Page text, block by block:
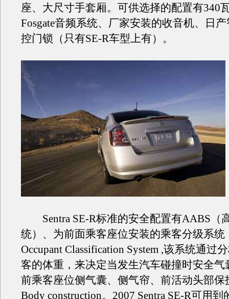
座、大尺寸手套厢。可供选择的配置有340
Fosgate音频系统、厂家安装的收音机、日
控门锁（只有SE-R车型上有）。
Sentra SE-R标准的安全配置有AABS（
统）、为前面乘客座位安装的乘客分级系统
Occupant Classification System ,该系统通过
客的体重，来决定当发生汽车碰撞时安全气
前乘客座位侧气囊、侧气帘、前活动头部保
Body construction。2007 Sentra SE-R可用